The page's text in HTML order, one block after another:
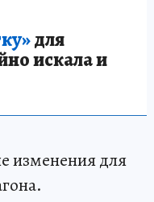
для
искала и
изменения для